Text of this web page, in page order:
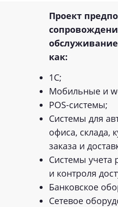
Проект
как:
1С;
Мобильные и
POS-системы;
Системы для
офиса, склада,
заказа и
Системы учета
и контроля
Банковское
Сетевое